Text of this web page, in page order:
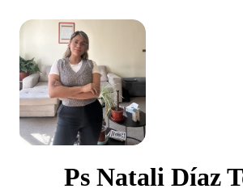
Ps Natali Díaz